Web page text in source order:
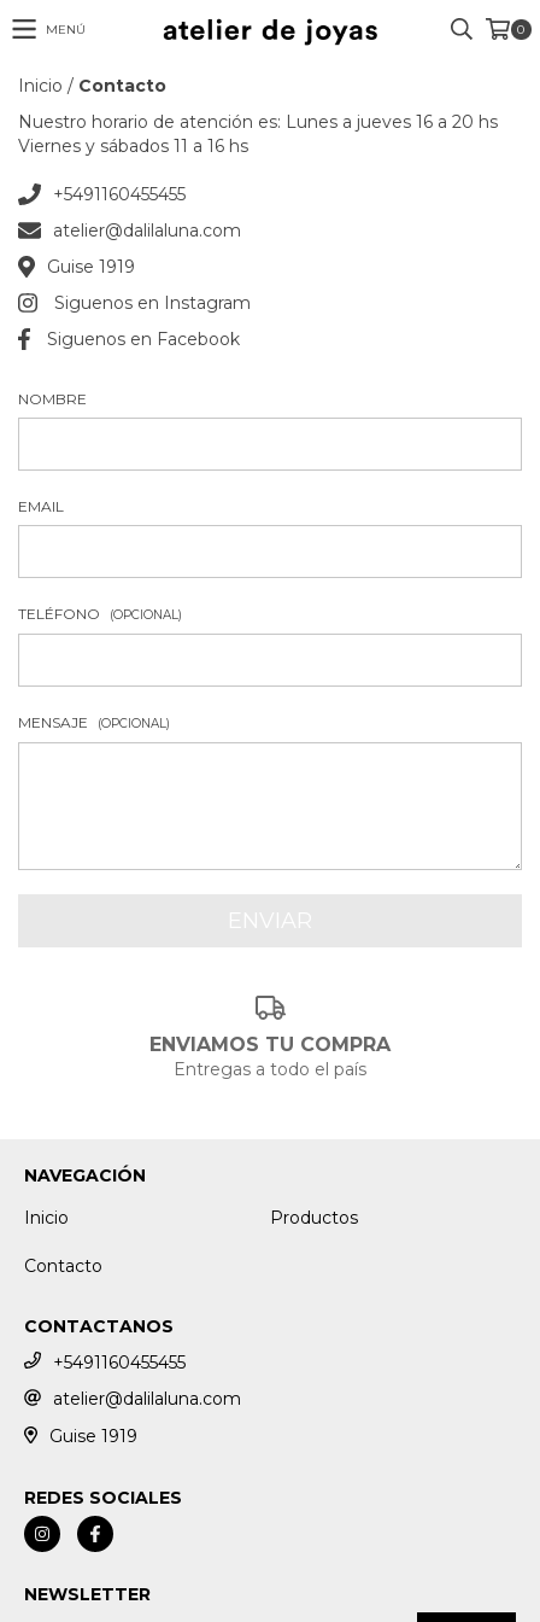
MENÚ 0
Inicio / Contacto
Nuestro horario de atención es: Lunes a jueves 16 a 20 hs
Viernes y sábados 11 a 16 hs
+5491160455455
atelier@dalilaluna.com
Guise 1919
Siguenos en Instagram
Siguenos en Facebook
NOMBRE
EMAIL
TELÉFONO (OPCIONAL)
MENSAJE (OPCIONAL)
ENVIAMOS TU COMPRA
Entregas a todo el país
NAVEGACIÓN
Inicio
Productos
Contacto
CONTACTANOS
+5491160455455
atelier@dalilaluna.com
Guise 1919
REDES SOCIALES
NEWSLETTER